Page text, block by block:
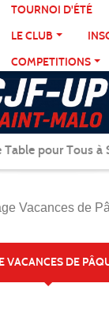
TOURNOI D'ÉTÉ
LE CLUB
COMPETITIONS
Table pour Tous à
Vacances de
VACANCES DE
cookies